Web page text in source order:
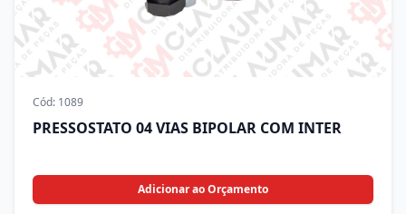
Cód: 1089
PRESSOSTATO 04 VIAS BIPOLAR COM INTER
Adicionar ao Orçamento